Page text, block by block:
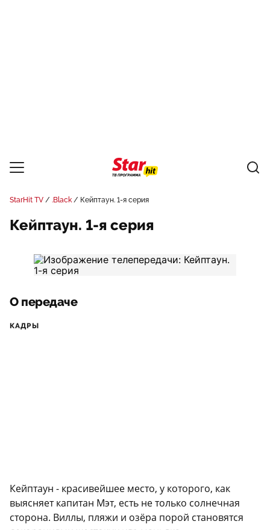
StarHit TV .Black Кейптаун. 1-я серия
Кейптаун. 1-я серия
О передаче
КАДРЫ
Кейптаун - красивейшее место, у которого, как
выясняет капитан Мэт, есть не только солнечная
сторона. Виллы, пляжи и озёра порой становятся